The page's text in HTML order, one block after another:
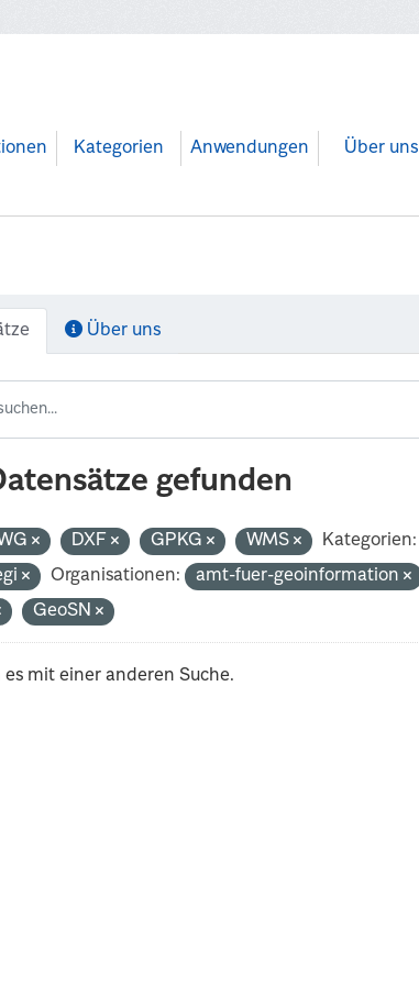
Kategorien Anwendungen Über uns
Über uns
gefunden
DXF GPKG WMS
Kategorien:
Organisationen:
amt-fuer-geoinformation
GeoSN
es mit einer anderen Suche.